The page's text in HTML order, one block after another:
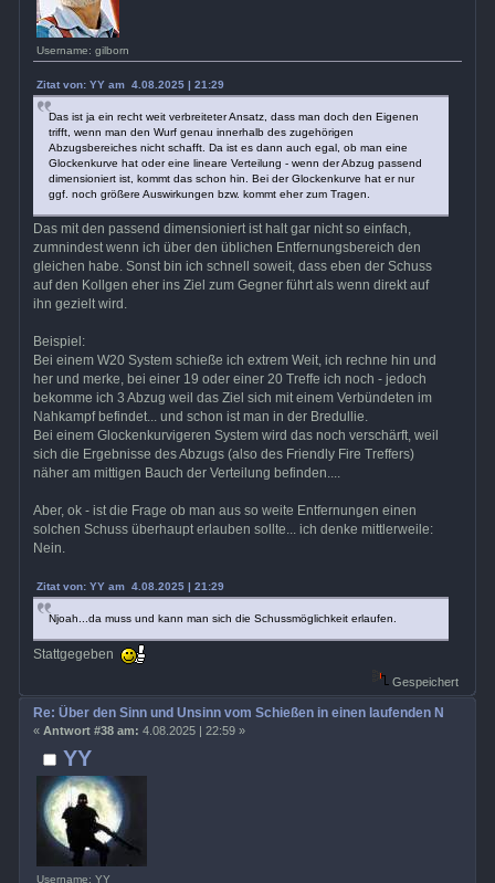
Username: gilborn
Zitat von: YY am 4.08.2025 | 21:29
Das ist ja ein recht weit verbreiteter Ansatz, dass man doch den Eigenen
trifft, wenn man den Wurf genau innerhalb des zugehörigen
Abzugsbereiches nicht schafft. Da ist es dann auch egal, ob man eine
Glockenkurve hat oder eine lineare Verteilung - wenn der Abzug passend
dimensioniert ist, kommt das schon hin. Bei der Glockenkurve hat er nur
ggf. noch größere Auswirkungen bzw. kommt eher zum Tragen.
Das mit den passend dimensioniert ist halt gar nicht so einfach,
zumnindest wenn ich über den üblichen Entfernungsbereich den
gleichen habe. Sonst bin ich schnell soweit, dass eben der Schuss
auf den Kollgen eher ins Ziel zum Gegner führt als wenn direkt auf
ihn gezielt wird.
Beispiel:
Bei einem W20 System schieße ich extrem Weit, ich rechne hin und
her und merke, bei einer 19 oder einer 20 Treffe ich noch - jedoch
bekomme ich 3 Abzug weil das Ziel sich mit einem Verbündeten im
Nahkampf befindet... und schon ist man in der Bredullie.
Bei einem Glockenkurvigeren System wird das noch verschärft, weil
sich die Ergebnisse des Abzugs (also des Friendly Fire Treffers)
näher am mittigen Bauch der Verteilung befinden....
Aber, ok - ist die Frage ob man aus so weite Entfernungen einen
solchen Schuss überhaupt erlauben sollte... ich denke mittlerweile:
Nein.
Zitat von: YY am 4.08.2025 | 21:29
Njoah...da muss und kann man sich die Schussmöglichkeit erlaufen.
Stattgegeben
Gespeichert
YY
Username: YY
Re: Über den Sinn und Unsinn vom Schießen in einen laufenden
« Antwort #38 am: 4.08.2025 | 22:59 »